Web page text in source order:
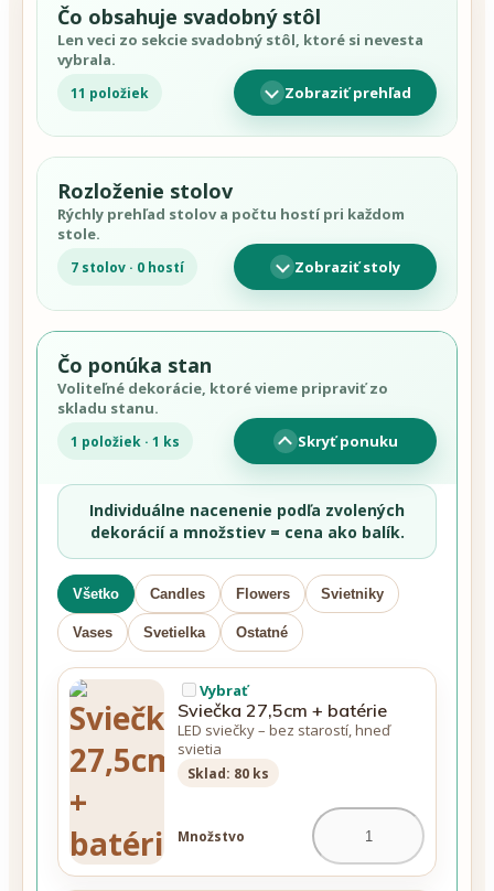
Čo obsahuje svadobný stôl
Len veci zo sekcie svadobný stôl, ktoré si nevesta
vybrala.
11 položiek Zobraziť prehľad
Rozloženie stolov
Rýchly prehľad stolov a počtu hostí pri každom
stole.
7 stolov · 0 hostí Zobraziť stoly
Čo ponúka stan
Voliteľné dekorácie, ktoré vieme pripraviť zo
skladu stanu.
1 položiek · 1 ks Skryť ponuku
Individuálne nacenenie podľa zvolených
dekorácií a množstiev = cena ako balík.
Všetko Candles Flowers Svietniky
Vases Svetielka Ostatné
Vybrať
Sviečka 27,5cm + batérie
LED sviečky – bez starostí, hneď
svietia
Sklad: 80 ks
Množstvo